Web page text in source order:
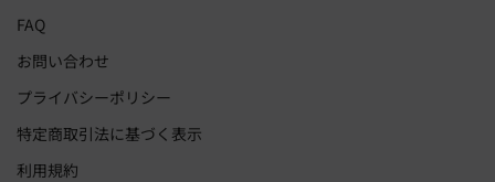
FAQ
お問い合わせ
プライバシーポリシー
特定商取引法に基づく表示
利用規約